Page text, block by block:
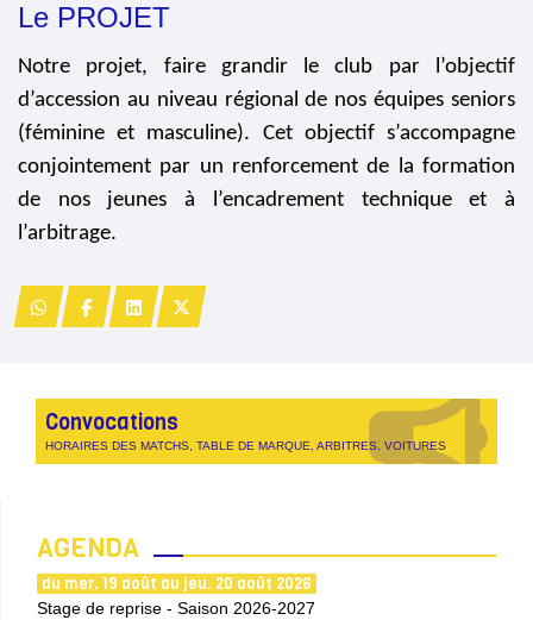
Le PROJET
Notre projet, faire grandir le club par l’objectif
d’accession au niveau régionalde nos équipes seniors
(féminine et masculine). Cet objectif s’accompagne
conjointement par un renforcement de la formation
de nos jeunes à l’encadrement technique et à
l’arbitrage.
Convocations
HORAIRES DES MATCHS, TABLE DE MARQUE, ARBITRES, VOITURES
AGENDA
du mer. 19 août au jeu. 20 août 2026
Stage de reprise - Saison 2026-2027